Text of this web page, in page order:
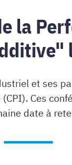
la
et ses
Ces
date à